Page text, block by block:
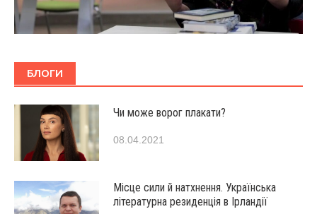
БЛОГИ
Чи може ворог плакати?
08.04.2021
Місце сили й натхнення. Українська
літературна резиденція в Ірландії